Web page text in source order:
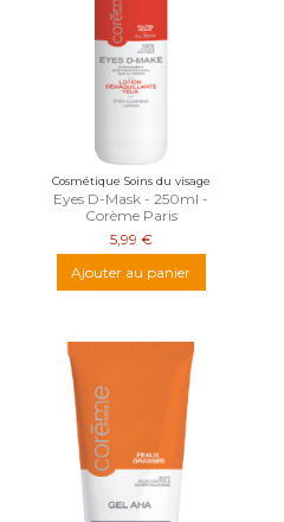
Cosmétique Soins du visage
Eyes D-Mask - 250ml -
Corème Paris
5,99 €
Ajouter au panier